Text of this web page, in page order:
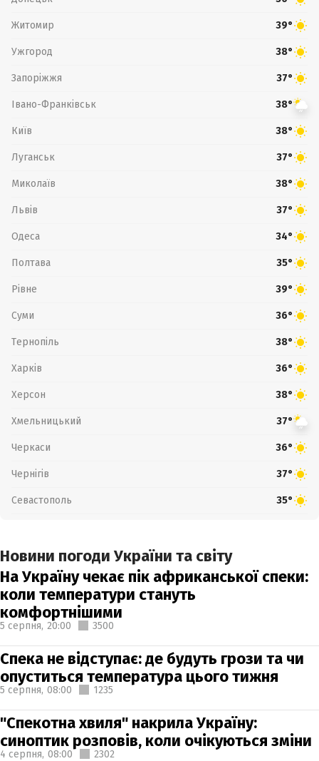
Житомир 39°
Ужгород 38°
Запоріжжя 37°
Івано-Франківськ 38°
Київ 38°
Луганськ 37°
Миколаїв 38°
Львів 37°
Одеса 34°
Полтава 35°
Рівне 39°
Суми 36°
Тернопіль 38°
Харків 36°
Херсон 38°
Хмельницький 37°
Черкаси 36°
Чернігів 37°
Севастополь 35°
Новини погоди України та світу
На Україну чекає пік африканської спеки:
коли температури стануть
комфортнішими
5 серпня, 20:00 3500
Спека не відступає: де будуть грози та чи
опуститься температура цього тижня
5 серпня, 08:00 1235
"Спекотна хвиля" накрила Україну:
синоптик розповів, коли очікуються зміни
4 серпня, 08:00 2302